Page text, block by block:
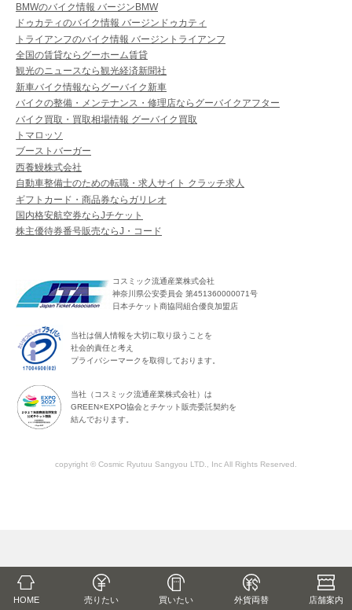
HOME 売りたい 買いたい 外貨両替 店舗案内
BMWのバイク情報 バージンBMW
ドゥカティのバイク情報 バージンドゥカティ
トライアンフのバイク情報 バージントライアンフ
全国の賃貸ならグーホーム賃貸
観光のニュースなら観光経済新聞社
新車バイク情報ならグーバイク新車
バイクの整備・メンテナンス・修理店ならグーバイクアフター
バイク買取・買取相場情報 グーバイク買取
トマロッソ
ブーストバーガー
西養鰻株式会社
自動車整備士のための転職・求人サイト クラッチ求人
ギフトカード・商品券ならガリレオ
国内格安航空券ならJチケット
株主優待券番号販売ならJ・コード
コスミック流通産業株式会社
神奈川県公安委員会 第451360000071号
日本チケット商協同組合優良加盟店
当社は個人情報を大切に取り扱うことを
社会的責任と考え
プライバシーマークを取得しております。
当社（コスミック流通産業株式会社）は
GREEN×EXPO協会とチケット販売委託契約を
結んでおります。
copyright © Cosmic Ryutuu Sangyou LTD., Inc All Rights Reserved.